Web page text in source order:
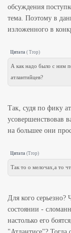
обсуждения
тема. Поэтому в
изложенного в
Цитата ( Trop)
А как надо было с ним
атлантийцев?
Так, судя по фику
усовершенствовав
на большее они
Цитата (Trop)
Так то о мелочах,а то
Для кого серьезно?
состоянии -
настолько его